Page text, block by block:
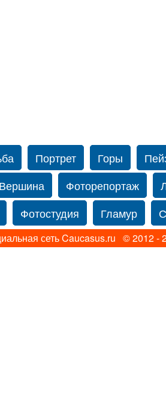
Портрет Горы
Вершина Фоторепортаж
Фотостудия Гламур
Перевал Ущелье
сеть Caucasus.ru © 2012 -